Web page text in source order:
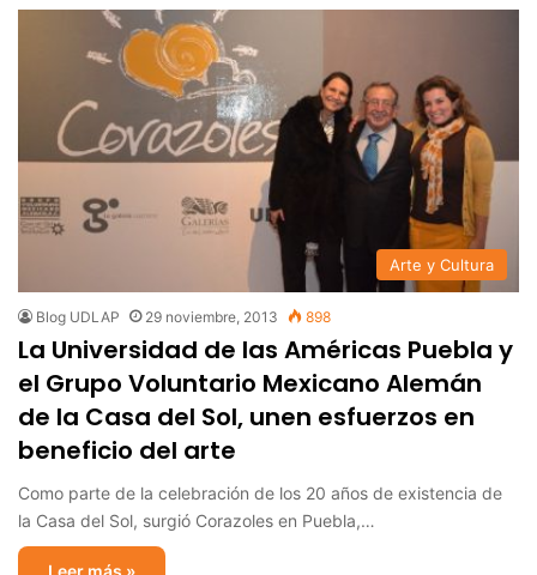
Arte y Cultura
Blog UDLAP 29 noviembre, 2013 898
La Universidad de las Américas Puebla y
el Grupo Voluntario Mexicano Alemán
de la Casa del Sol, unen esfuerzos en
beneficio del arte
Como parte de la celebración de los 20 años de existencia de
la Casa del Sol, surgió Corazoles en Puebla,…
Leer más »